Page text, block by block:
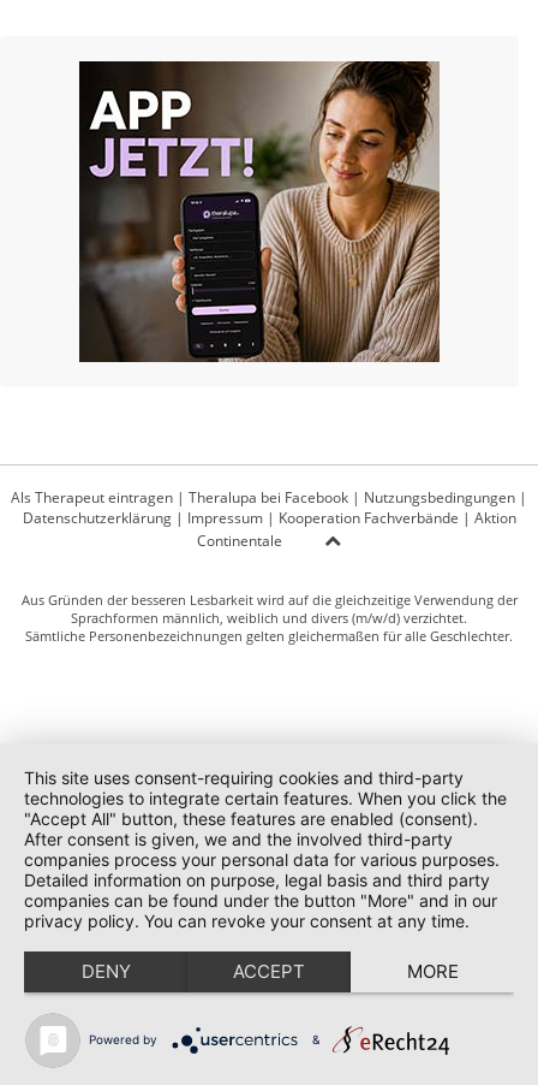
Als Therapeut eintragen | Theralupa bei Facebook | Nutzungsbedingungen |
Datenschutzerklärung| Impressum| Kooperation Fachverbände | Aktion
Continentale
Aus Gründen der besseren Lesbarkeit wird auf die gleichzeitige Verwendung der
Sprachformen männlich, weiblich und divers (m/w/d) verzichtet.
Sämtliche Personenbezeichnungen gelten gleichermaßen für alle Geschlechter.
This site uses consent-requiring cookies and third-party
technologies to integrate certain features. When you click the
"Accept All" button, these features are enabled (consent).
After consent is given, we and the involved third-party
companies process your personal data for various purposes.
Detailed information on purpose, legal basis and third party
companies can be found under the button "More" and in our
privacy policy. You can revoke your consent at any time.
DENY ACCEPT MORE
Powered by &